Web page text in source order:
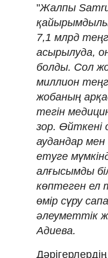
"Жалпы
7,1 млрд
асырылуда,
болды. Сол
миллион
жобаның
тегін
зор. Өйткені
аудандар
етуге
алғысымды
көптеген ел
өмір сүру
әлеуметтік
Адиева.